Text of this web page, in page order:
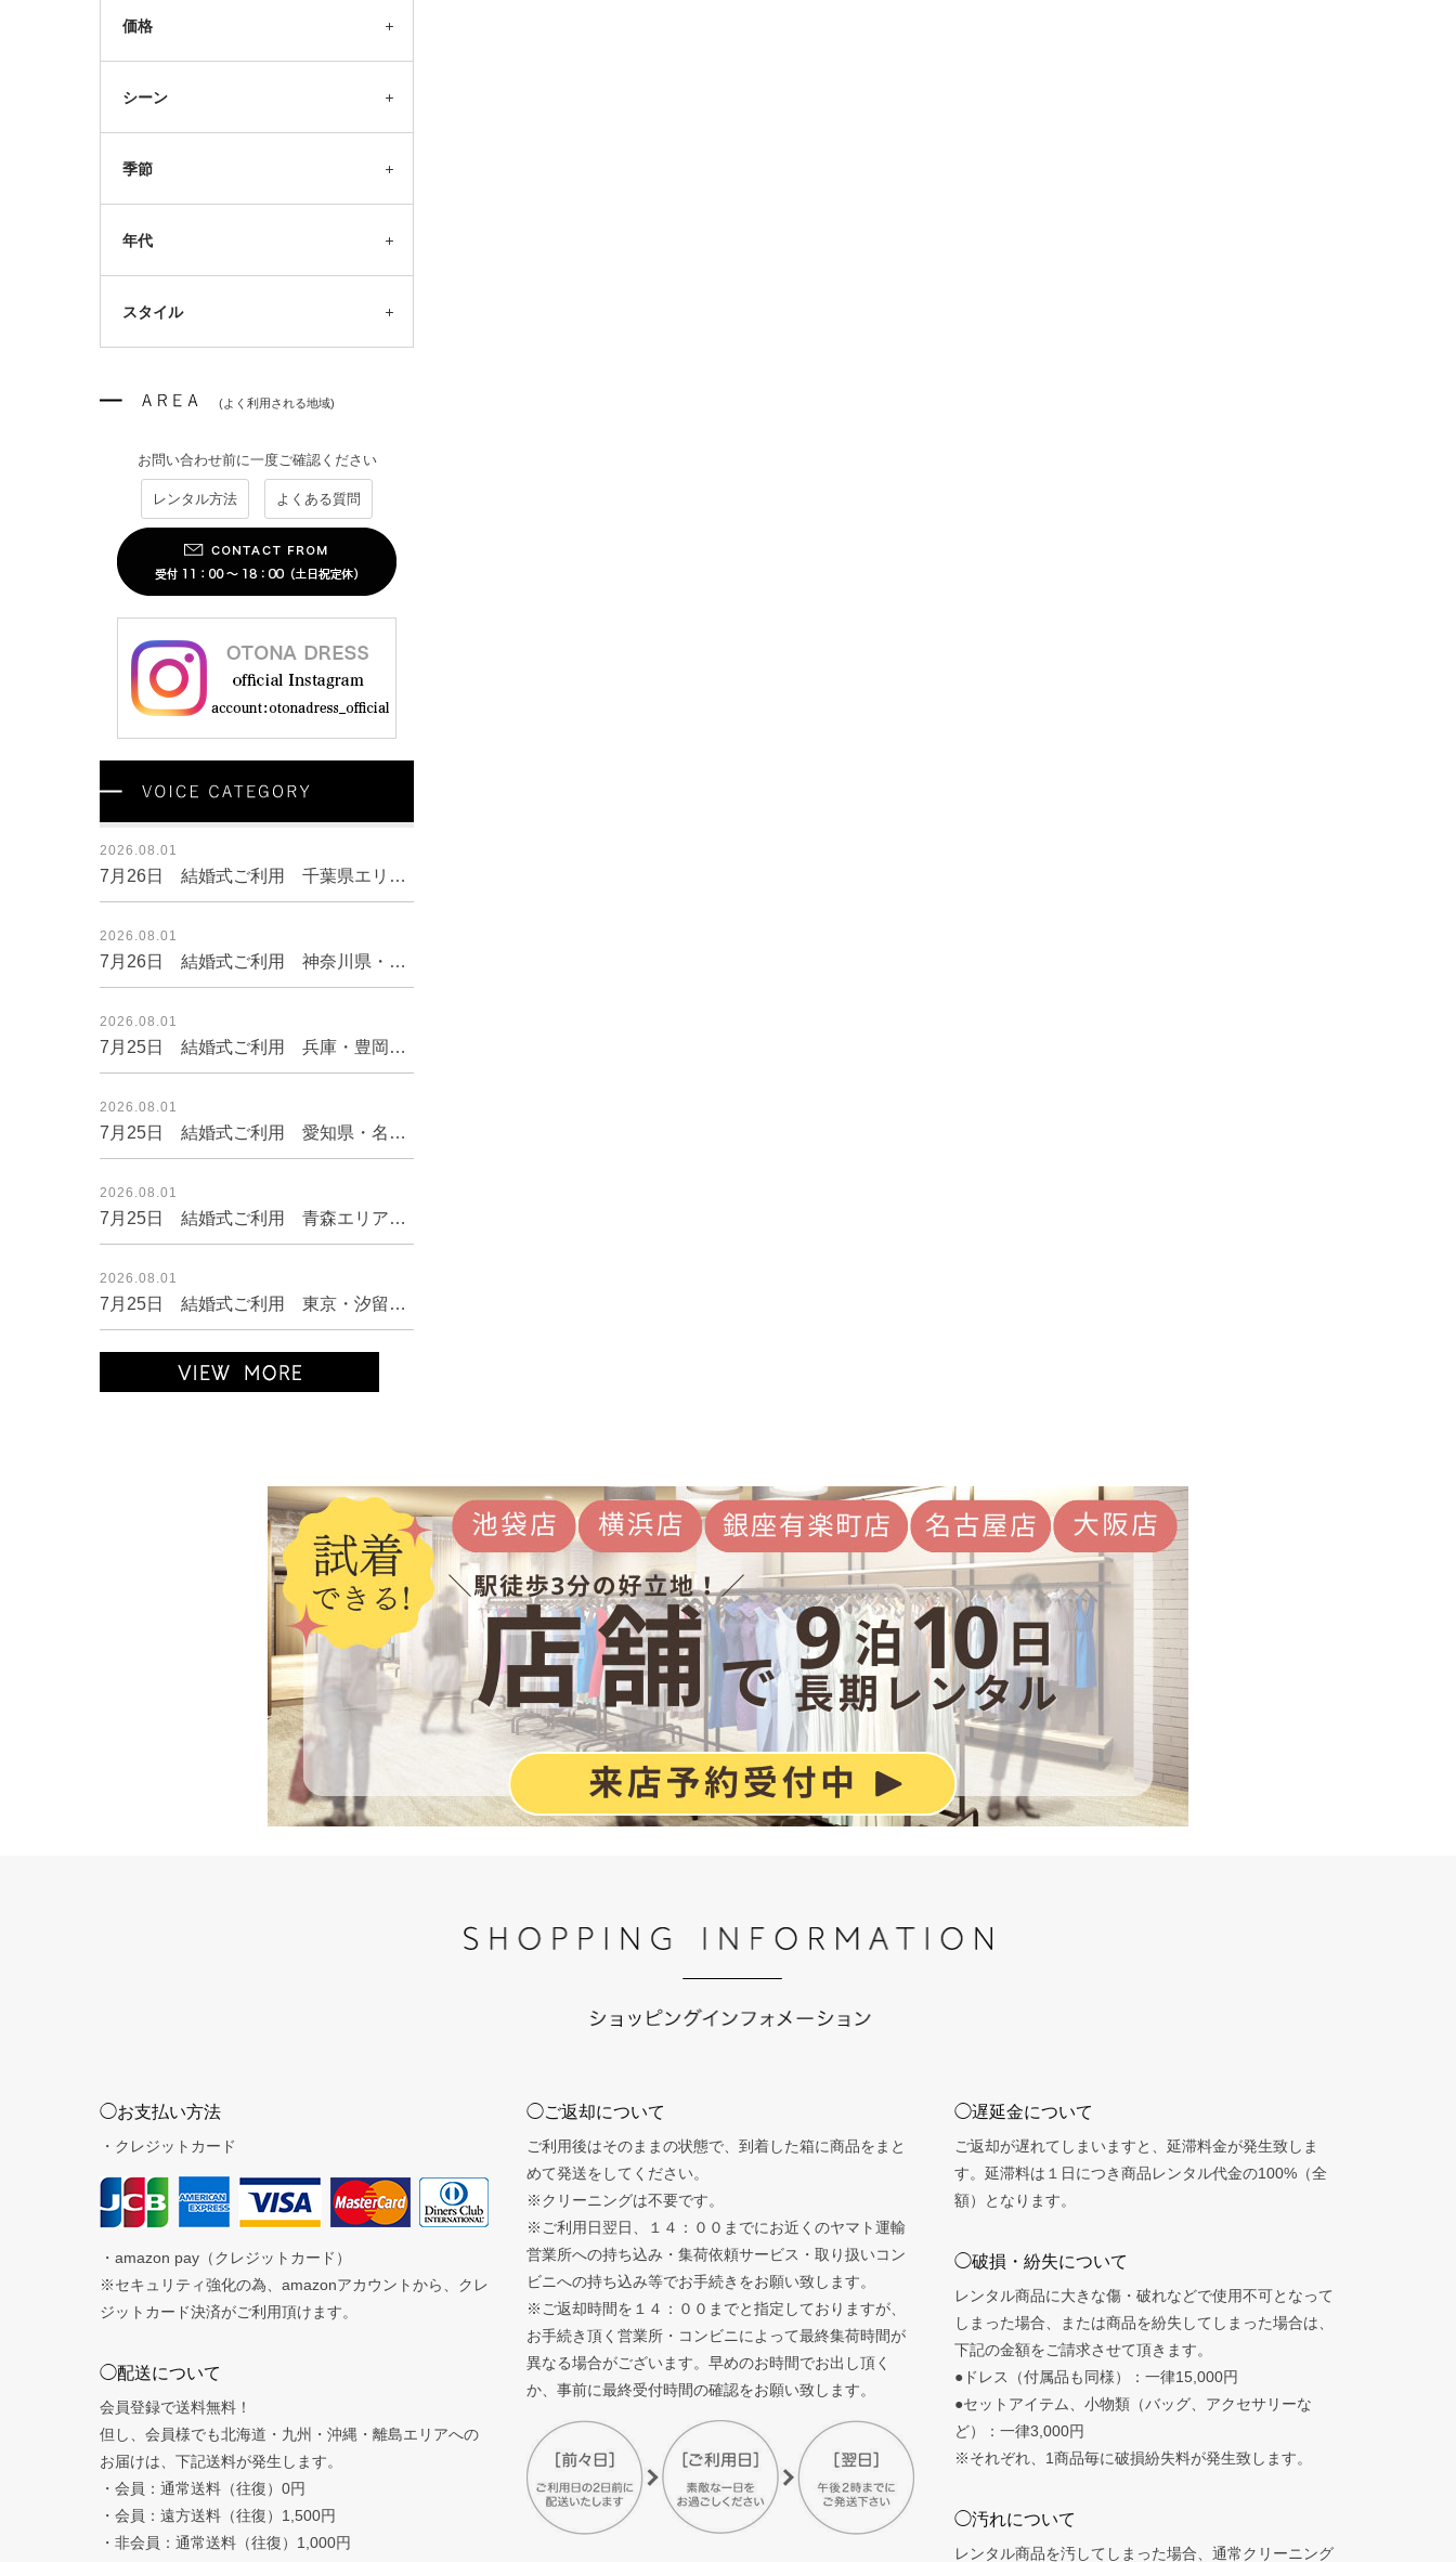
価格
シーン
季節
年代
スタイル
(よく利用される地域)
お問い合わせ前に一度ご確認ください
レンタル方法 よくある質問
2026.08.01
7月26日 結婚式ご利用 千葉県エリア｜CL1-463CHC-M（3点セット(バッグ)）
2026.08.01
7月26日 結婚式ご利用 神奈川県・横浜エリア｜AB1-426GRY-L（ドレス単品）
2026.08.01
7月25日 結婚式ご利用 兵庫・豊岡エリア｜CL1-466GRE-M（ドレス単品）
2026.08.01
7月25日 結婚式ご利用 愛知県・名古屋エリア｜CL1-463OV-M（ドレス単品）
2026.08.01
7月25日 結婚式ご利用 青森エリア｜CR1-462BL-S（ドレス単品）
2026.08.01
7月25日 結婚式ご利用 東京・汐留エリア｜AB1-464BE-M（ドレス単品）
◯お支払い方法
・クレジットカード
・amazon pay（クレジットカード）
※セキュリティ強化の為、amazonアカウントから、クレ
ジットカード決済がご利用頂けます。
◯配送について
会員登録で送料無料！
但し、会員様でも北海道・九州・沖縄・離島エリアへの
お届けは、下記送料が発生します。
・会員：通常送料（往復）0円
・会員：遠方送料（往復）1,500円
・非会員：通常送料（往復）1,000円
◯ご返却について
ご利用後はそのままの状態で、到着した箱に商品をまと
めて発送をしてください。
※クリーニングは不要です。
※ご利用日翌日、１４：００までにお近くのヤマト運輸
営業所への持ち込み・集荷依頼サービス・取り扱いコン
ビニへの持ち込み等でお手続きをお願い致します。
※ご返却時間を１４：００までと指定しておりますが、
お手続き頂く営業所・コンビニによって最終集荷時間が
異なる場合がございます。早めのお時間でお出し頂く
か、事前に最終受付時間の確認をお願い致します。
◯遅延金について
ご返却が遅れてしまいますと、延滞料金が発生致しま
す。延滞料は１日につき商品レンタル代金の100%（全
額）となります。
◯破損・紛失について
レンタル商品に大きな傷・破れなどで使用不可となって
しまった場合、または商品を紛失してしまった場合は、
下記の金額をご請求させて頂きます。
●ドレス（付属品も同様）：一律15,000円
●セットアイテム、小物類（バッグ、アクセサリーな
ど）：一律3,000円
※それぞれ、1商品毎に破損紛失料が発生致します。
◯汚れについて
レンタル商品を汚してしまった場合、通常クリーニング